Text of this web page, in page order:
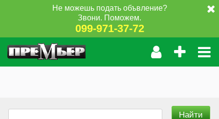
Не можешь подать объвление?
Звони. Поможем.
099-971-37-72